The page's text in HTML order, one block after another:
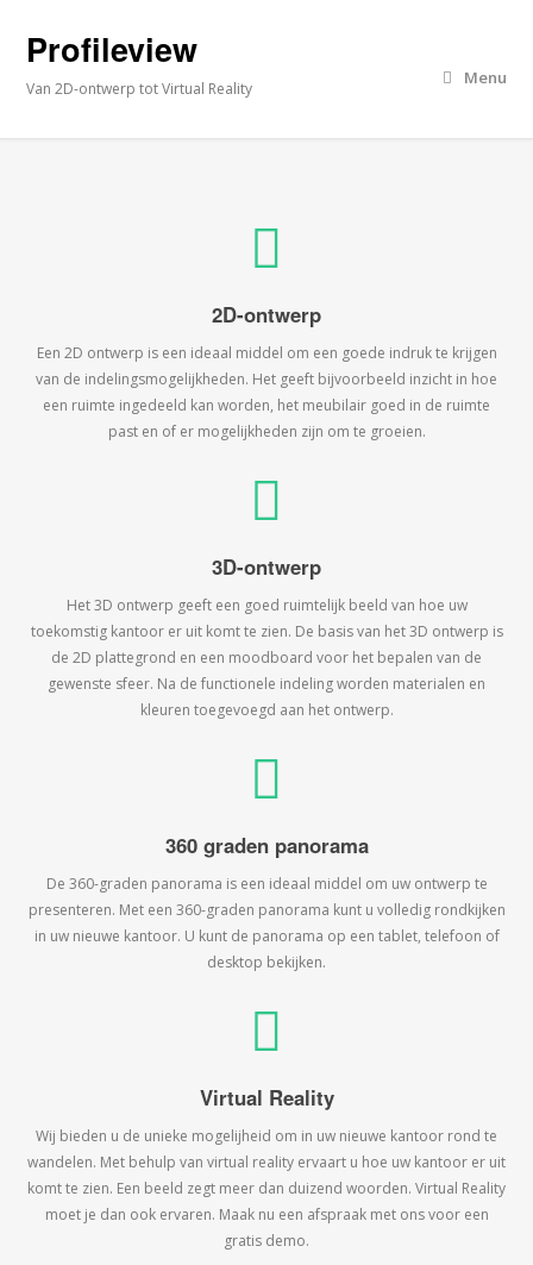
Profileview
Van 2D-ontwerp tot Virtual Reality
Menu
2D-ontwerp
Een 2D ontwerp is een ideaal middel om een goede indruk te krijgen
van de indelingsmogelijkheden. Het geeft bijvoorbeeld inzicht in hoe
een ruimte ingedeeld kan worden, het meubilair goed in de ruimte
past en of er mogelijkheden zijn om te groeien.
3D-ontwerp
Het 3D ontwerp geeft een goed ruimtelijk beeld van hoe uw
toekomstig kantoor er uit komt te zien. De basis van het 3D ontwerp is
de 2D plattegrond en een moodboard voor het bepalen van de
gewenste sfeer. Na de functionele indeling worden materialen en
kleuren toegevoegd aan het ontwerp.
360 graden panorama
De 360-graden panorama is een ideaal middel om uw ontwerp te
presenteren. Met een 360-graden panorama kunt u volledig rondkijken
in uw nieuwe kantoor. U kunt de panorama op een tablet, telefoon of
desktop bekijken.
Virtual Reality
Wij bieden u de unieke mogelijheid om in uw nieuwe kantoor rond te
wandelen. Met behulp van virtual reality ervaart u hoe uw kantoor er uit
komt te zien. Een beeld zegt meer dan duizend woorden. Virtual Reality
moet je dan ook ervaren. Maak nu een afspraak met ons voor een
gratis demo.